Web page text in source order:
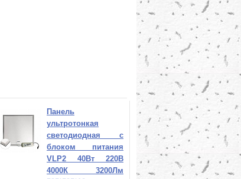
Панель
ультротонкая
светодиодная с
блоком питания
VLP2 40Вт 220В
4000К 3200Лм